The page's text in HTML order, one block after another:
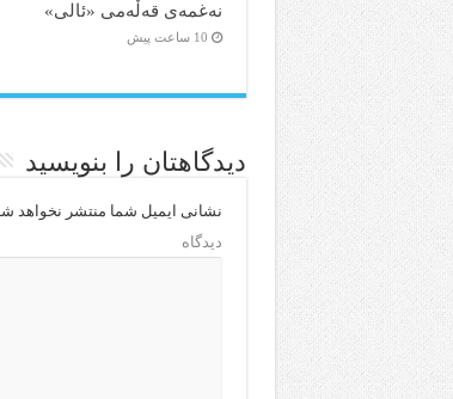
نەغمەی قەڵەمی «ئالی»
10 ساعت پیش
دیدگاهتان را بنویسید
نشانی ایمیل شما منتشر نخواهد
دیدگاه